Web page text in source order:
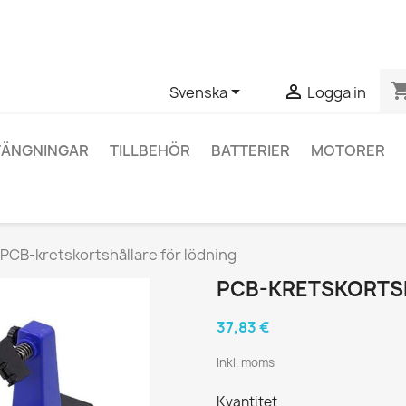
Svenska  Logga in
TILLBEHÖR BATTERIER MOTORER
PCB-kretskortshållare för lödning
PCB-
37,83 €
Inkl. moms
Kvantitet